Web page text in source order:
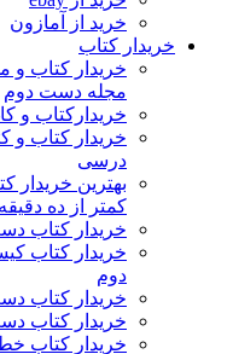
خرید از آمازون
خریدار کتاب
خریدار کتاب
مجله دست دوم
خریدارکتاب و
خریدار کتاب و
درسی
بهترین خریدار
کمتر از ده دقیقه
خریدار کتاب
خریدار کتاب
دوم
خریدار کتاب
خریدار کتاب
خریدار کتاب